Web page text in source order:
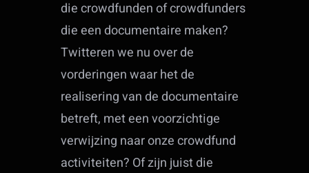
die crowdfunden of crowdfunders
die een documentaire maken?
Twitteren we nu over de
vorderingen waar het de
realisering van de documentaire
betreft, met een voorzichtige
verwijzing naar onze crowdfund
activiteiten? Of zijn juist die